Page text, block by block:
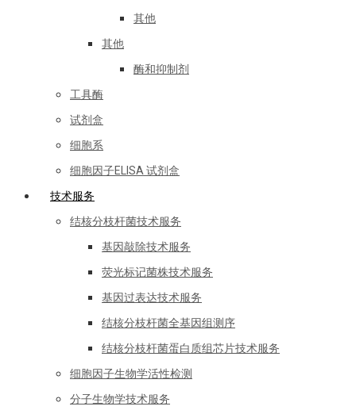
其他
其他
酶和抑制剂
工具酶
试剂盒
细胞系
细胞因子ELISA 试剂盒
技术服务
结核分枝杆菌技术服务
基因敲除技术服务
荧光标记菌株技术服务
基因过表达技术服务
结核分枝杆菌全基因组测序
结核分枝杆菌蛋白质组芯片技术服务
细胞因子生物学活性检测
分子生物学技术服务